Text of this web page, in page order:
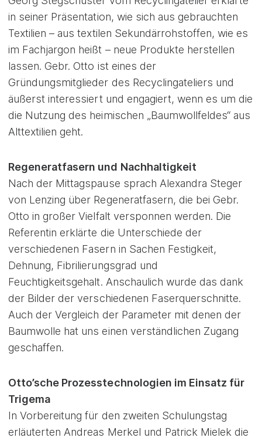
in seiner Präsentation, wie sich aus gebrauchten
Textilien – aus textilen Sekundärrohstoffen, wie es
im Fachjargon heißt – neue Produkte herstellen
lassen. Gebr. Otto ist eines der
Gründungsmitglieder des Recyclingateliers und
äußerst interessiert und engagiert, wenn es um die
die Nutzung des heimischen „Baumwollfeldes“ aus
Alttextilien geht.
Regeneratfasern und Nachhaltigkeit
Nach der Mittagspause sprach Alexandra Steger
von Lenzing über Regeneratfasern, die bei Gebr.
Otto in großer Vielfalt versponnen werden. Die
Referentin erklärte die Unterschiede der
verschiedenen Fasern in Sachen Festigkeit,
Dehnung, Fibrilierungsgrad und
Feuchtigkeitsgehalt. Anschaulich wurde das dank
der Bilder der verschiedenen Faserquerschnitte.
Auch der Vergleich der Parameter mit denen der
Baumwolle hat uns einen verständlichen Zugang
geschaffen.
Otto’sche Prozesstechnologien im Einsatz für
Trigema
In Vorbereitung für den zweiten Schulungstag
erläuterten Andreas Merkel und Patrick Mielek die